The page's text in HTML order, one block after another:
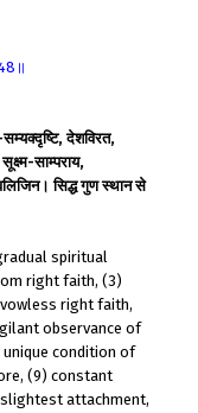
॥
देशविरत,
साम्पराय,
सिद्ध गुण स्थान से
spiritual
right faith, (3)
right faith,
observance of
condition of
(9) constant
attachment,